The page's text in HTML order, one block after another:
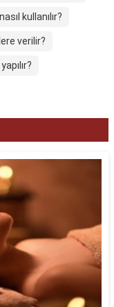
kullanılır?
verilir?